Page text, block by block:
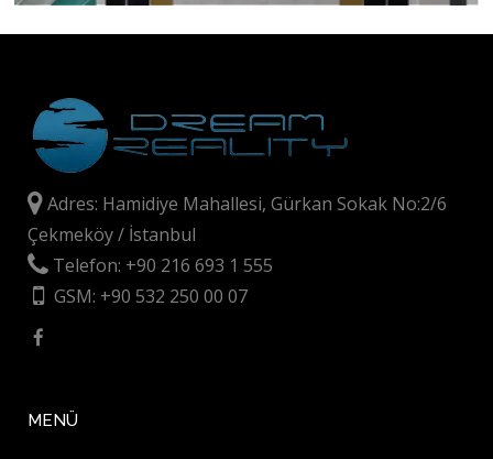
Adres: Hamidiye Mahallesi, Gürkan Sokak No:2/6
Çekmeköy / İstanbul
Telefon: +90 216 693 1 555
GSM: +90 532 250 00 07
MENÜ